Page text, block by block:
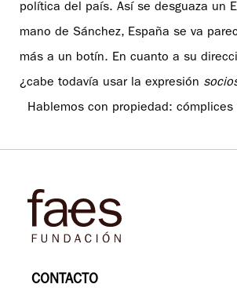
política del país. Así se desguaza un
mano de Sánchez, España se va
más a un botín. En cuanto a su
¿cabe todavía usar la expresión
Hablemos con propiedad:
CONTACTO